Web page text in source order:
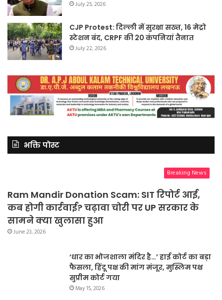
July 25, 2026
CJP Protest: दिल्ली में सुरक्षा सख्त, 16 मेट्रो
स्टेशन बंद, CRPF की 20 कंपनियां तैनात
July 22, 2026
भक्ति पोस्ट
Breaking News
Ram Mandir Donation Scam: SIT रिपोर्ट आई,
कब होगी कार्रवाई? चढ़ावा चोरी पर UP सरकार के
सामने क्या खुलासा हुआ
June 23, 2026
‘धार का भोजशाला मंदिर है…’ हाई कोर्ट का बड़ा
फैसला, हिंदू पक्ष की मांग मंजूर, मुस्लिम पक्ष
सुप्रीम कोर्ट गया
May 15, 2026